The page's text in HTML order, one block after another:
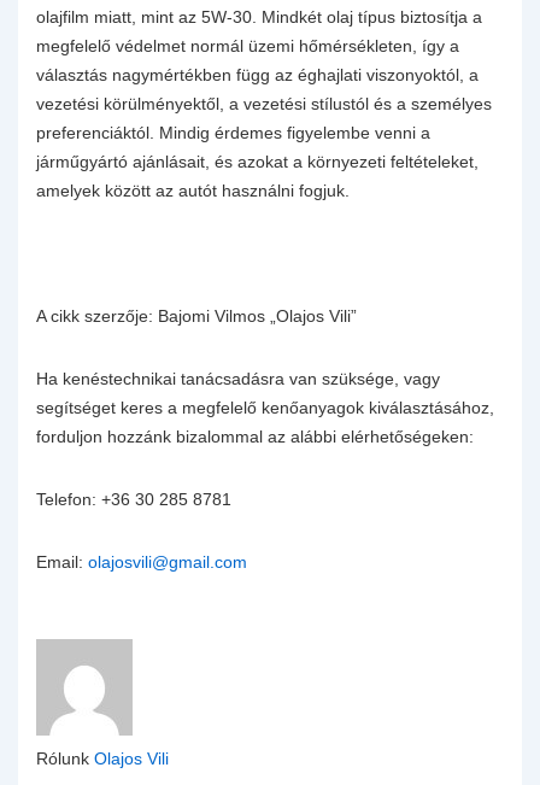
olajfilm miatt, mint az 5W-30. Mindkét olaj típus biztosítja a
megfelelő védelmet normál üzemi hőmérsékleten, így a
választás nagymértékben függ az éghajlati viszonyoktól, a
vezetési körülményektől, a vezetési stílustól és a személyes
preferenciáktól. Mindig érdemes figyelembe venni a
járműgyártó ajánlásait, és azokat a környezeti feltételeket,
amelyek között az autót használni fogjuk.
A cikk szerzője: Bajomi Vilmos „Olajos Vili”
Ha kenéstechnikai tanácsadásra van szüksége, vagy
segítséget keres a megfelelő kenőanyagok kiválasztásához,
forduljon hozzánk bizalommal az alábbi elérhetőségeken:
Telefon: +36 30 285 8781
Email: olajosvili@gmail.com
Rólunk Olajos Vili